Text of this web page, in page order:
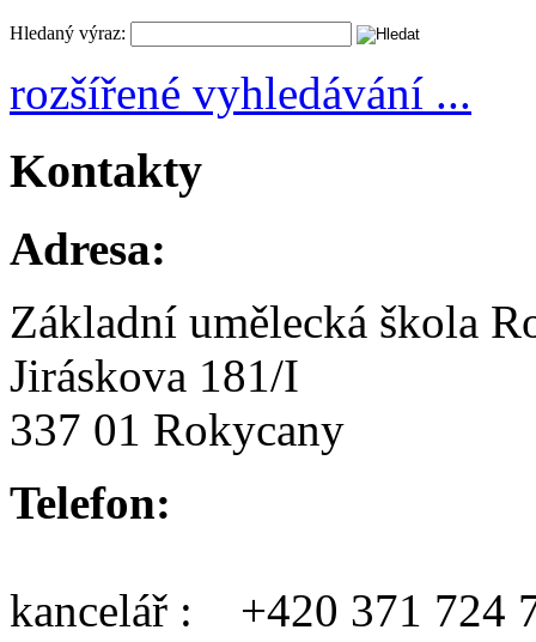
Hledaný výraz:
rozšířené vyhledávání ...
Kontakty
Adresa:
Základní umělecká škola
Jiráskova 181/I
337 01 Rokycany
Telefon:
kancelář : +420 371 724